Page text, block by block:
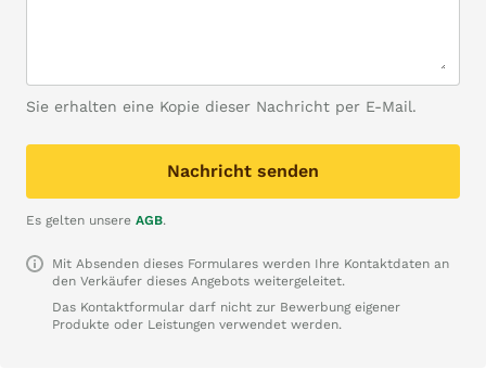
Sie erhalten eine Kopie dieser Nachricht per E-Mail.
Nachricht senden
Es gelten unsere AGB.
Mit Absenden dieses Formulares werden Ihre Kontaktdaten an
den Verkäufer dieses Angebots weitergeleitet.
Das Kontaktformular darf nicht zur Bewerbung eigener
Produkte oder Leistungen verwendet werden.